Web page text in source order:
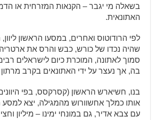
בשאלה מי יגבר – הקנאות המזרחית או
האתונאית.
לפי הרודוטוס ואחרים, במסעו הראשון
שהיה נכדו של כורש, כבש והרס את
סמוך לאתונה, המוכרת כיום לישראלים
בה, אך נעצר על ידי האתונאים בקרב מרתון ב-490
בנו, חשיארש הראשון (קסרקסס, בפי
אותו כמלך אחשוורוש מהמגילה, יצא
עם צבא אדיר, גם במונחי ימינו – מיליון